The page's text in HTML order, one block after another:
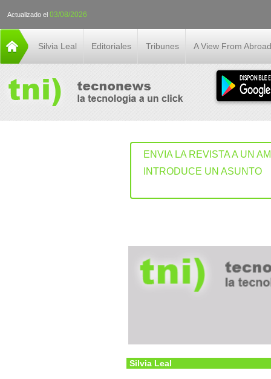
Actualizado el 03/08/2026
Silvia Leal Editoriales Tribunes A View From Abroad
ENVIA LA REVISTA A UN
INTRODUCE UN ASUNTO
Silvia Leal